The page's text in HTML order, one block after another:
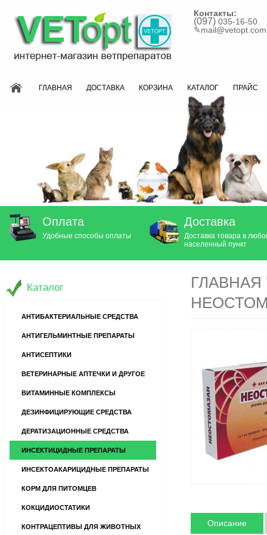
Контакты:
(097) 035-16-50
✎mail@vetopt.com
ГЛАВНАЯ ДОСТАВКА КОРЗИНА КАТАЛОГ ПРАЙС
Оплата
Удобные способы оплаты
Доставка
Доставка товара в
населенный пункт
ГЛАВНАЯ
Описание
Каталог
АНТИБАКТЕРИАЛЬНЫЕ СРЕДСТВА
АНТИГЕЛЬМИНТНЫЕ ПРЕПАРАТЫ
АНТИСЕПТИКИ
ВЕТЕРИНАРНЫЕ АПТЕЧКИ И ДРУГОЕ
ВИТАМИННЫЕ КОМПЛЕКСЫ
ДЕЗИНФИЦИРУЮЩИЕ СРЕДСТВА
ДЕРАТИЗАЦИОННЫЕ СРЕДСТВА
ИНСЕКТИЦИДНЫЕ ПРЕПАРАТЫ
ИНСЕКТОАКАРИЦИДНЫЕ ПРЕПАРАТЫ
КОРМ ДЛЯ ПИТОМЦЕВ
КОКЦИДИОСТАТИКИ
КОНТРАЦЕПТИВЫ ДЛЯ ЖИВОТНЫХ